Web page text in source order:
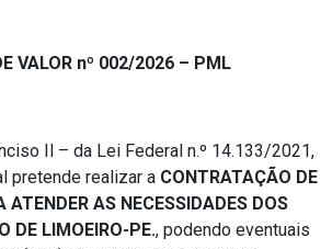
VALOR nº 002/2026 – PML
Il – da Lei Federal n.º 14.133/2021,
pretende realizar a CONTRATAÇÃO DE
AS NECESSIDADES DOS
DE LIMOEIRO-PE., podendo eventuais